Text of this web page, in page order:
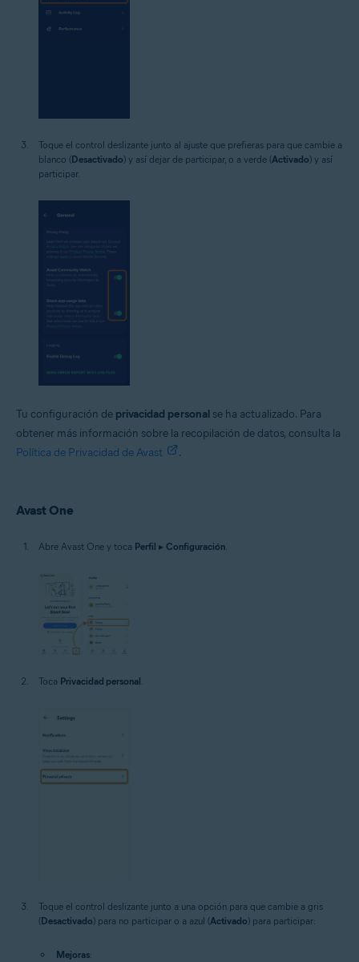
Toque el control deslizante junto al ajuste que prefieras para que cambie a
blanco (Desactivado) y así dejar de participar, o a verde (Activado) y así
participar.
Tu configuración de privacidad personal se ha actualizado. Para
obtener más información sobre la recopilación de datos, consulta la
Política de Privacidad de Avast
.
Avast One
Abre Avast One y toca Perfil ▸ Configuración.
Toca Privacidad personal.
Toque el control deslizante junto a una opción para que cambie a gris
(Desactivado) para no participar o a azul (Activado) para participar:
Mejoras: